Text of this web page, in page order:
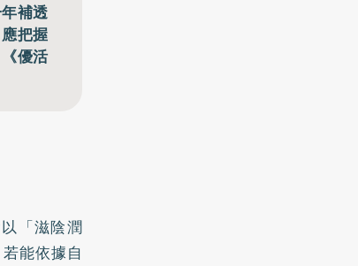
補透
把握
優活
「滋陰潤
能依據自